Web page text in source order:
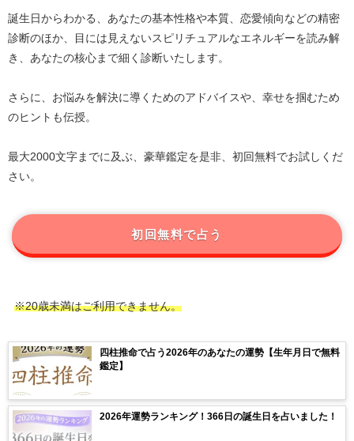
誕生日からわかる、あなたの基本性格や本質、恋愛傾向などの精密
診断のほか、目には見えないスピリチュアルなエネルギーを読み解
き、あなたの核心まで細く診断いたします。
さらに、お悩みを解決に導くためのアドバイスや、幸せを掴むため
のヒントも伝授。
最大2000文字までに及ぶ、豪華鑑定を是非、初回無料でお試しくだ
さい。
初回無料で占う
※20歳未満はご利用できません。
四柱推命で占う2026年のあなたの運勢【生年月日で無料
鑑定】
2026年運勢ランキング！366日の誕生日を占いました！